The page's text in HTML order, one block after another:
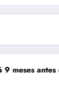
de lo previsto